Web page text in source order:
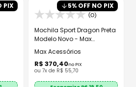
PIX 5% OFF NO PIX
(0)
Mochila Sport Dragon Preta
Modelo Novo - Max
Acessórios
Max Acessórios
R$ 370,40no PIX
ou 7x de R$ 55,70